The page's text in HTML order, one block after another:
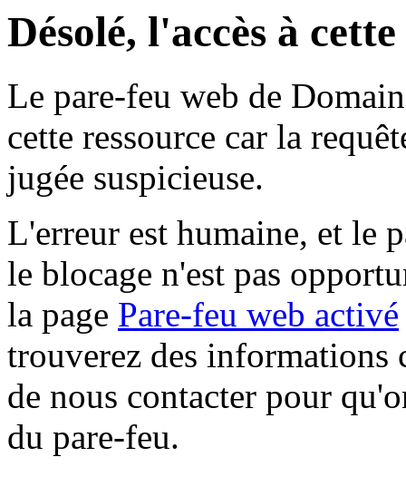
Désolé, l'accès à
Le pare-feu web de
cette ressource car la
jugée suspicieuse.
L'erreur est humaine, et le
le blocage n'est pas
la page Pare-feu web activé
trouverez des informations
de nous contacter pour
du pare-feu.